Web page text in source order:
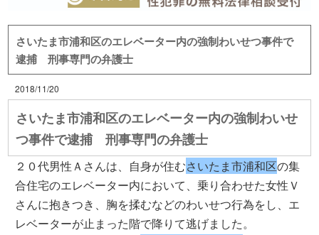
さいたま市浦和区のエレベーター内の強制わいせつ事件で
逮捕 刑事専門の弁護士
2018/11/20
さいたま市浦和区のエレベーター内の強制わいせ
つ事件で逮捕 刑事専門の弁護士
２０代男性Ａさんは、自身が住むさいたま市浦和区の集
合住宅のエレベーター内において、乗り合わせた女性Ｖ
さんに抱きつき、胸を揉むなどのわいせつ行為をし、エ
レベーターが止まった階で降りて逃げました。